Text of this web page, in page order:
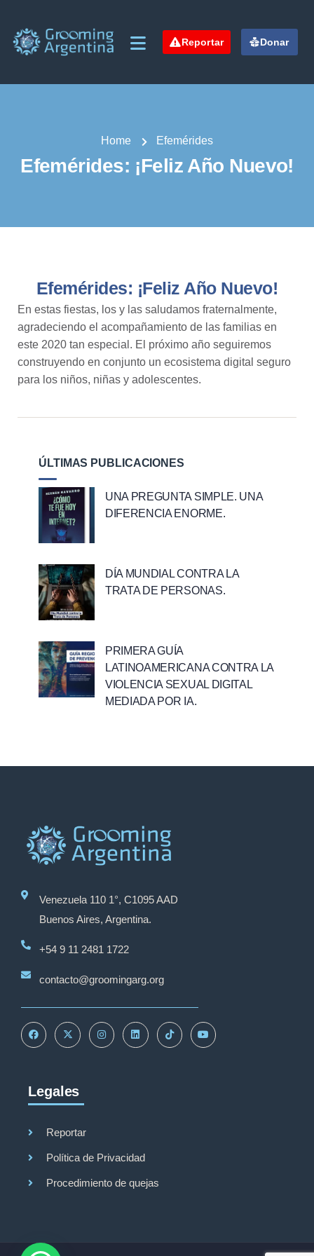
Reportar Donar
Home Efemérides
Efemérides: ¡Feliz Año Nuevo!
Efemérides: ¡Feliz Año Nuevo!
En estas fiestas, los y las saludamos fraternalmente,
agradeciendo el acompañamiento de las familias en
este 2020 tan especial. El próximo año seguiremos
construyendo en conjunto un ecosistema digital seguro
para los niños, niñas y adolescentes.
ÚLTIMAS PUBLICACIONES
UNA PREGUNTA SIMPLE. UNA
DIFERENCIA ENORME.
DÍA MUNDIAL CONTRA LA
TRATA DE PERSONAS.
PRIMERA GUÍA
LATINOAMERICANA CONTRA LA
VIOLENCIA SEXUAL DIGITAL
MEDIADA POR IA.
Venezuela 110 1°, C1095 AAD
Buenos Aires, Argentina.
+54 9 11 2481 1722
contacto@groomingarg.org
Legales
Reportar
Política de Privacidad
Procedimiento de quejas